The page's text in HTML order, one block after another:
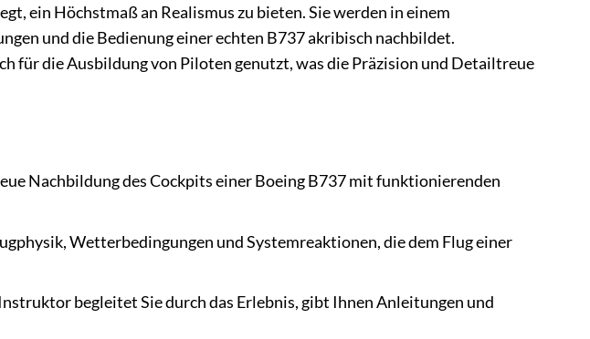
ein Höchstmaß an Realismus zu bieten. Sie werden in einem
und die Bedienung einer echten B737 akribisch nachbildet.
für die Ausbildung von Piloten genutzt, was die Präzision und Detailtreue
Nachbildung des Cockpits einer Boeing B737 mit funktionierenden
Wetterbedingungen und Systemreaktionen, die dem Flug einer
begleitet Sie durch das Erlebnis, gibt Ihnen Anleitungen und